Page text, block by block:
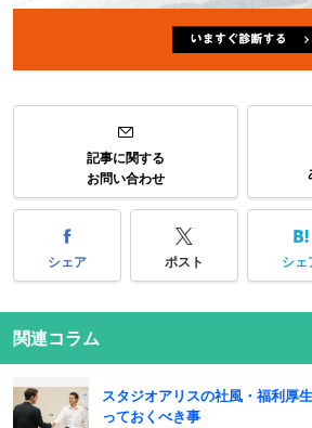
記事に関する
お問い合わせ
シェア ポスト シェ
関連コラム
スタジオアリスの社風・福利厚
っておくべき事